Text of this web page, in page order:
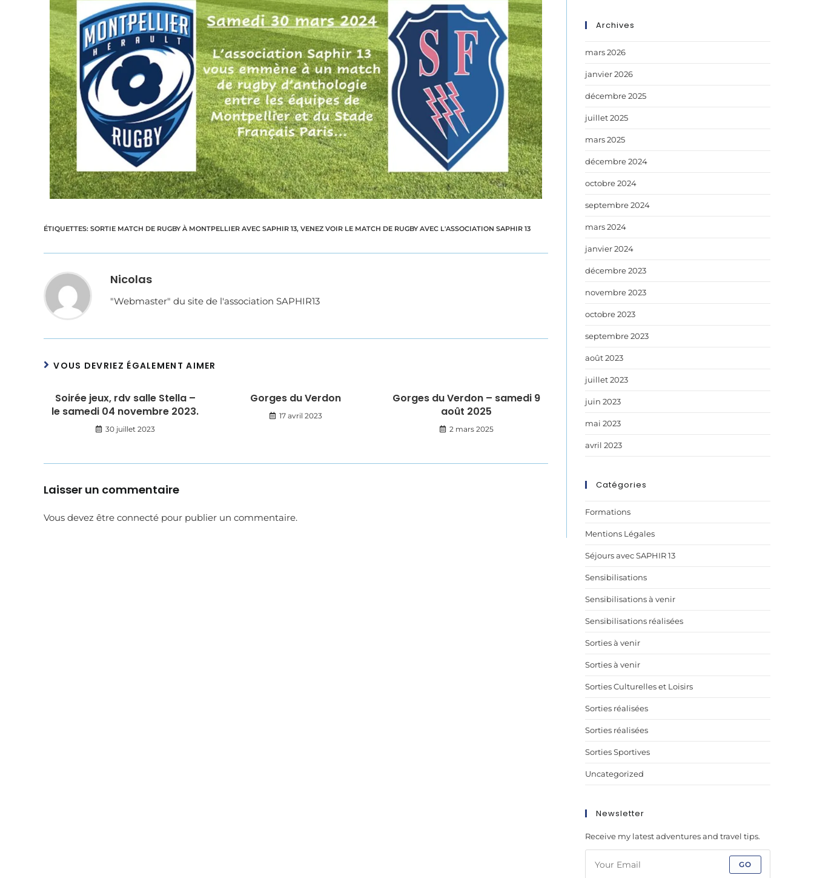
ÉTIQUETTES: SORTIE MATCH DE RUGBY À MONTPELLIER AVEC SAPHIR 13, VENEZ VOIR LE MATCH DE RUGBY AVEC L'ASSOCIATION SAPHIR 13
Nicolas
"Webmaster" du site de l'association SAPHIR13
VOUS DEVRIEZ ÉGALEMENT AIMER
Soirée jeux, rdv salle Stella –
le samedi 04 novembre 2023.
30 juillet 2023
Gorges du Verdon
17 avril 2023
Gorges du Verdon – samedi 9
août 2025
2 mars 2025
Laisser un commentaire
Vous devez être connecté pour publier un commentaire.
Archives
mars 2026
janvier 2026
décembre 2025
juillet 2025
mars 2025
décembre 2024
octobre 2024
septembre 2024
mars 2024
janvier 2024
décembre 2023
novembre 2023
octobre 2023
septembre 2023
août 2023
juillet 2023
juin 2023
mai 2023
avril 2023
Catégories
Formations
Mentions Légales
Séjours avec SAPHIR 13
Sensibilisations
Sensibilisations à venir
Sensibilisations réalisées
Sorties à venir
Sorties à venir
Sorties Culturelles et Loisirs
Sorties réalisées
Sorties réalisées
Sorties Sportives
Uncategorized
Newsletter
Receive my latest adventures and travel tips.
GO